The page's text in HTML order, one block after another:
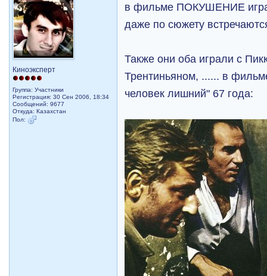
Киноэксперт
Группа: Участники
Регистрация: 30 Сен 2006, 18:34
Сообщений: 9677
Откуда: Казахстан
Пол:
в фильме ПОКУШЕНИЕ
даже по сюжету
Также они оба играли с
Трентиньяном, ...... в
человек лишний" 67 года: